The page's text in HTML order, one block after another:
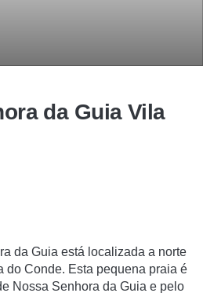
da Guia Vila
da Guia está localizada a norte
do Conde. Esta pequena praia é
Nossa Senhora da Guia e pelo